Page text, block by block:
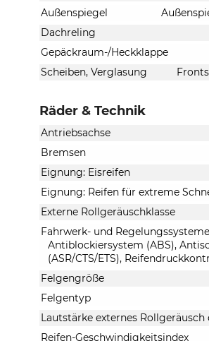
Außenspiegel
Dachreling
Gepäckraum-/Heckklappe
Scheiben, Verglasung
Räder & Technik
Antriebsachse
Bremsen
Eignung: Eisreifen
Eignung: Reifen für extreme
Externe Rollgeräuschklasse
Fahrwerk- und Regelungssysteme
Antiblockiersystem (ABS),
(ASR/CTS/ETS),
Felgengröße
Felgentyp
Lautstärke externes Rollgeräusch
Reifen-Geschwindigkeitsindex